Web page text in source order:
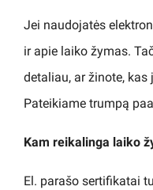
Jei naudojatės
ir apie laiko žymas.
detaliau, ar žinote,
Pateikiame trumpą
Kam reikalinga laiko
El. parašo sertifikatai